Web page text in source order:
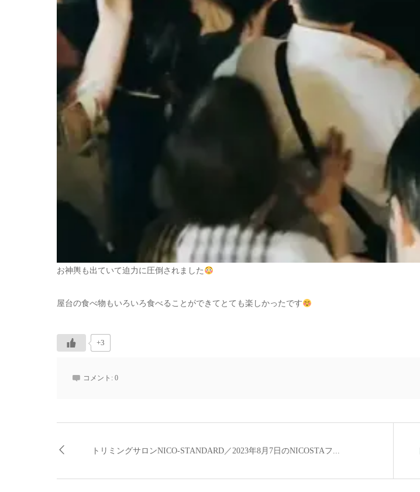
お神輿も出ていて迫力に圧倒されました
屋台の食べ物もいろいろ食べることができてとても楽しかったです
+3
コメント: 0
トリミングサロンNICO-STANDARD／2023年8月7日のNICOSTAフ...